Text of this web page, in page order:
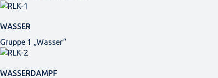
WASSER
Gruppe 1 „Wasser“
WASSERDAMPF